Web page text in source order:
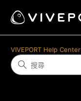
VIVEPORT Help Center